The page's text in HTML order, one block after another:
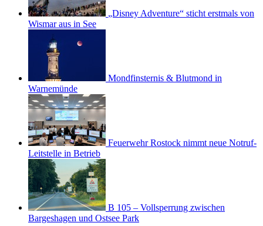
„Disney Adventure“ sticht erstmals von
Wismar aus in See
Mondfinsternis & Blutmond in
Warnemünde
Feuerwehr Rostock nimmt neue Notruf-
Leitstelle in Betrieb
B 105 – Vollsperrung zwischen
Bargeshagen und Ostsee Park